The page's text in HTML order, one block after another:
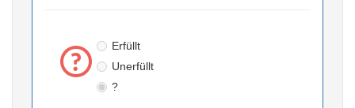
Erfüllt
Unerfüllt
?